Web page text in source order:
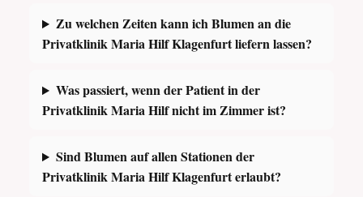
Zu welchen Zeiten kann ich Blumen an die
Privatklinik Maria Hilf Klagenfurt liefern lassen?
Was passiert, wenn der Patient in der
Privatklinik Maria Hilf nicht im Zimmer ist?
Sind Blumen auf allen Stationen der
Privatklinik Maria Hilf Klagenfurt erlaubt?